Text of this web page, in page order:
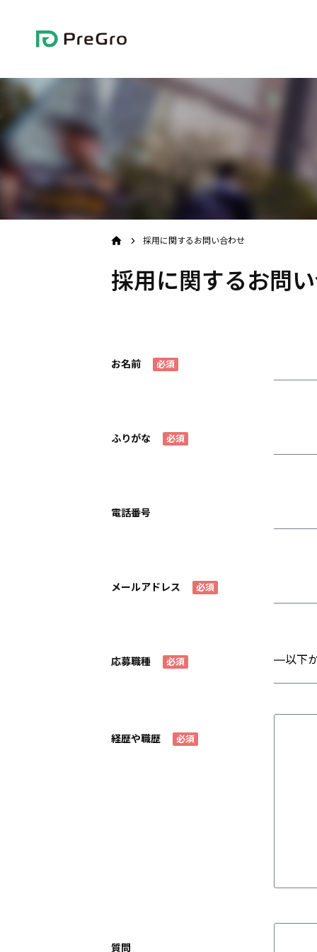
Skip
content
TOP 採用に関するお問い合わせ
採用に関するお問
お名前 必須
ふりがな 必須
電話番号
メールアドレス 必須
応募職種 必須
経歴や職歴 必須
質問